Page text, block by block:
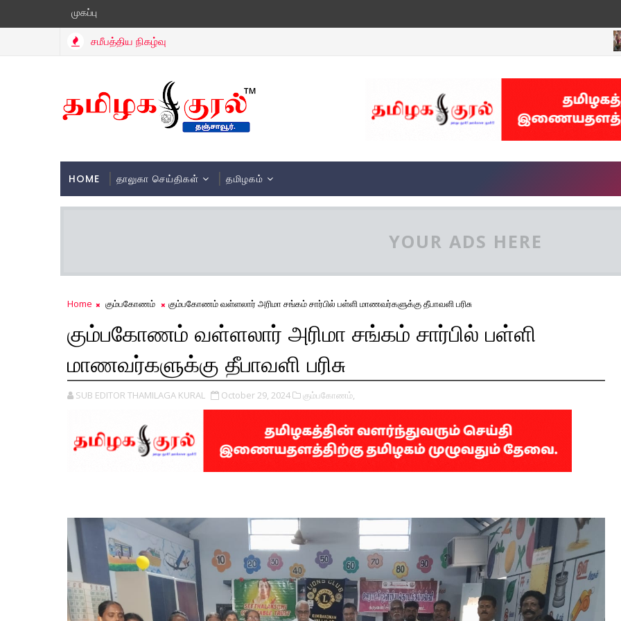
முகப்பு
சமீபத்திய நிகழ்வு
HOME தாலுகா செய்திகள் தமிழகம்
YOUR ADS HERE
Home கும்பகோணம் கும்பகோணம் வள்ளலார் அரிமா சங்கம் சார்பில் பள்ளி மாணவர்களுக்கு தீபாவளி பரிசு
கும்பகோணம் வள்ளலார் அரிமா சங்கம் சார்பில் பள்ளி
மாணவர்களுக்கு தீபாவளி பரிசு
SUB EDITOR THAMILAGA KURAL October 29, 2024 கும்பகோணம்,